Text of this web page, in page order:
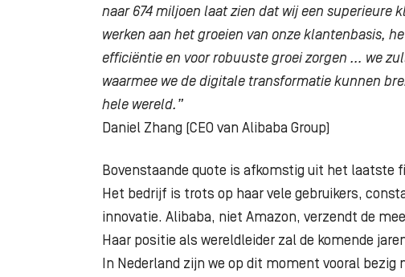
naar 674 miljoen laat zien dat wij een superieure
werken aan het groeien van onze klantenbasis,
efficiëntie en voor robuuste groei zorgen … we
waarmee we de digitale transformatie kunnen
hele wereld.”
Daniel Zhang (CEO van Alibaba Group)
Bovenstaande quote is afkomstig uit het laatste
Het bedrijf is trots op haar vele gebruikers,
innovatie. Alibaba, niet Amazon, verzendt de
Haar positie als wereldleider zal de komende
In Nederland zijn we op dit moment vooral bezig